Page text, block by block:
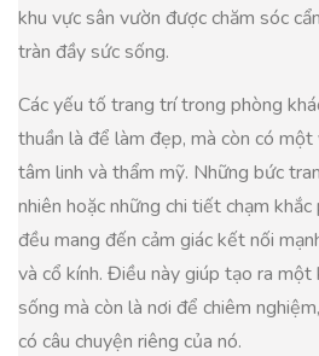
khu vực sân vườn được chăm sóc
tràn đầy sức sống.
Các yếu tố trang trí trong phòng
thuần là để làm đẹp, mà còn có
tâm linh và thẩm mỹ. Những bức
nhiên hoặc những chi tiết chạm
đều mang đến cảm giác kết nối
và cổ kính. Điều này giúp tạo ra một
sống mà còn là nơi để chiêm
có câu chuyện riêng của nó.